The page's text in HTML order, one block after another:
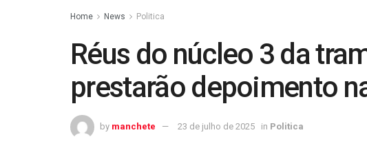
Home News Politica
Réus do núcleo 3 da
prestarão depoimento
by manchete 23 de julho de 2025 in Politica